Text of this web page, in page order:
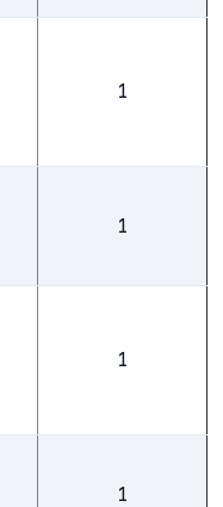
1
1
1
1